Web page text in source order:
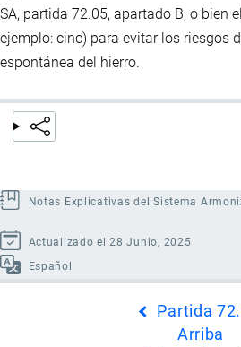
SA, partida 72.05, apartado B, o bien
ejemplo: cinc) para evitar los riesgos
espontánea del hierro.
Notas Explicativas del Sistema
Actualizado el 28 Junio, 2025
Español
Partida
Arriba